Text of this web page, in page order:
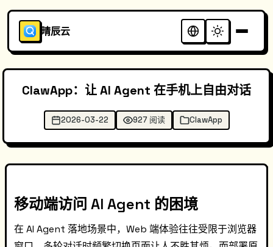
晴辰云
ClawApp：让 AI Agent 在手机上自由对话
2026-03-22 927 阅读 ClawApp
移动端访问 AI Agent 的困境
在 AI Agent 落地场景中，Web 端体验往往受限于浏览器